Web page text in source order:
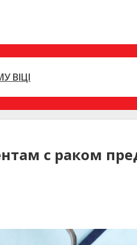
ВІЦІ
с раком